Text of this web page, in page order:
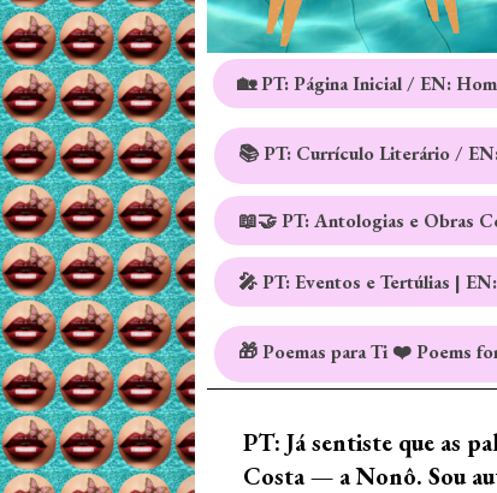
🏡 PT: Página Inicial / EN:
📚 PT: Currículo Literário /
📖🤝 PT: Antologias e Obras
🎤 PT: Eventos e Tertúlias |
🎁 Poemas para Ti ❤️ Poems
PT: Já sentiste que as
Costa — a Nonô. Sou